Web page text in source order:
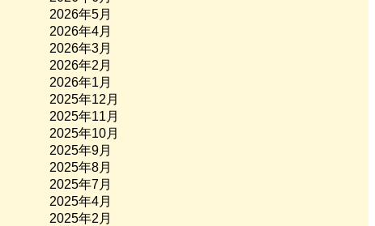
2026年5月
2026年4月
2026年3月
2026年2月
2026年1月
2025年12月
2025年11月
2025年10月
2025年9月
2025年8月
2025年7月
2025年4月
2025年2月